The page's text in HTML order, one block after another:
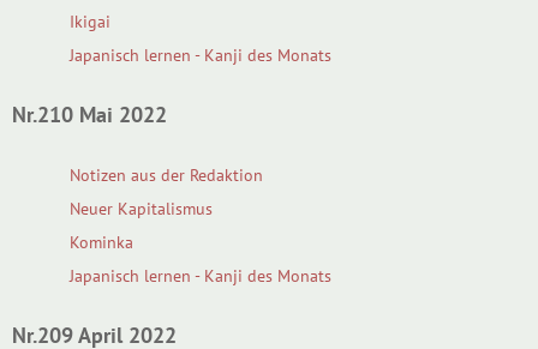
Ikigai
Japanisch lernen - Kanji des Monats
Nr.210 Mai 2022
Notizen aus der Redaktion
Neuer Kapitalismus
Kominka
Japanisch lernen - Kanji des Monats
Nr.209 April 2022